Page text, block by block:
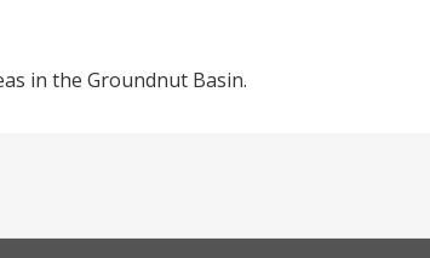
in the Groundnut Basin.